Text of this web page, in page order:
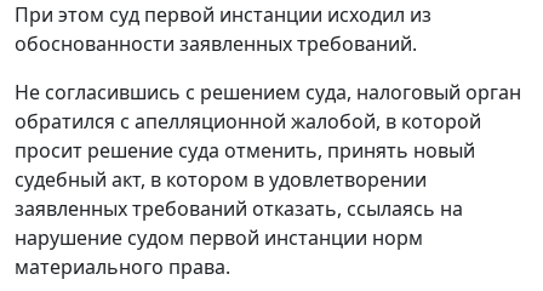
При этом суд первой инстанции исходил из
обоснованности заявленных требований.
Не согласившись с решением суда, налоговый орган
обратился с апелляционной жалобой, в которой
просит решение суда отменить, принять новый
судебный акт, в котором в удовлетворении
заявленных требований отказать, ссылаясь на
нарушение судом первой инстанции норм
материального права.